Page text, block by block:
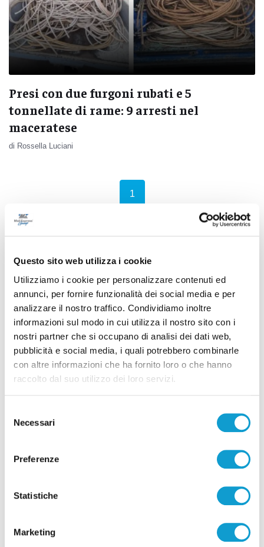
Questo sito web utilizza i cookie
Utilizziamo i cookie per personalizzare contenuti ed
annunci, per fornire funzionalità dei social media e per
analizzare il nostro traffico. Condividiamo inoltre
informazioni sul modo in cui utilizza il nostro sito con i
nostri partner che si occupano di analisi dei dati web,
pubblicità e social media, i quali potrebbero combinarle
con altre informazioni che ha fornito loro o che hanno
raccolto dal suo utilizzo dei loro servizi.
delNecessari
Preferenze
Statistiche
Marketing
Presi con due furgoni rubati e 5
tonnellate di rame: 9 arresti nel
maceratese
di Rossella Luciani
1
Pubblicità